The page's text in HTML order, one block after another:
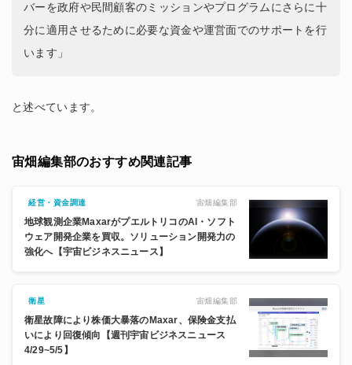
バーを政府や民間顧客のミッションやプログラムにさらに十
分に適用させるために必要な資金や運営面でのサポートを行
います」
と述べています。
宙畑編集部のおすすめ関連記事
経営・資金調達 宙畑編集部
地球観測企業MaxarがプエルトリコのAI・ソフト
ウェア開発企業を買収。ソリューション開発力の
強化へ【宇宙ビジネスニュース】
衛星 宙畑編集部
衛星故障により株価大暴落のMaxar、保険金支払
いにより回復傾向【週刊宇宙ビジネスニュース
4/29~5/5】